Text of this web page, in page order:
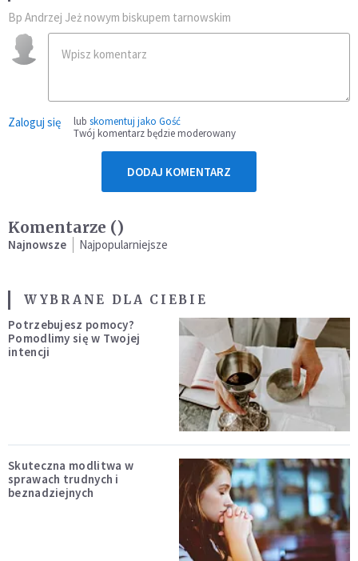
Bp Andrzej Jeż nowym biskupem tarnowskim
Zaloguj się lub skomentuj jako Gość
Twój komentarz będzie moderowany
DODAJ KOMENTARZ
Komentarze ()
Najnowsze Najpopularniejsze
WYBRANE DLA CIEBIE
Potrzebujesz pomocy?
Pomodlimy się w Twojej
intencji
Skuteczna modlitwa w
sprawach trudnych i
beznadziejnych